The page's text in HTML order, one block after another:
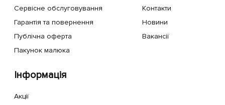
Сервісне обслуговування
Гарантія та повернення
Публічна оферта
Пакунок малюка
Контакти
Новини
Вакансії
Інформація
Акції